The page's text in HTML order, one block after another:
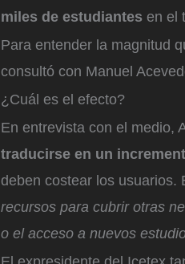
miles de estudiantes en el
Para entender la magnitud
consultó con Manuel
¿Cuál es el efecto?
En entrevista con el medio,
traducirse en un
deben costear los usuarios.
recursos para cubrir otras
o el acceso a nuevos